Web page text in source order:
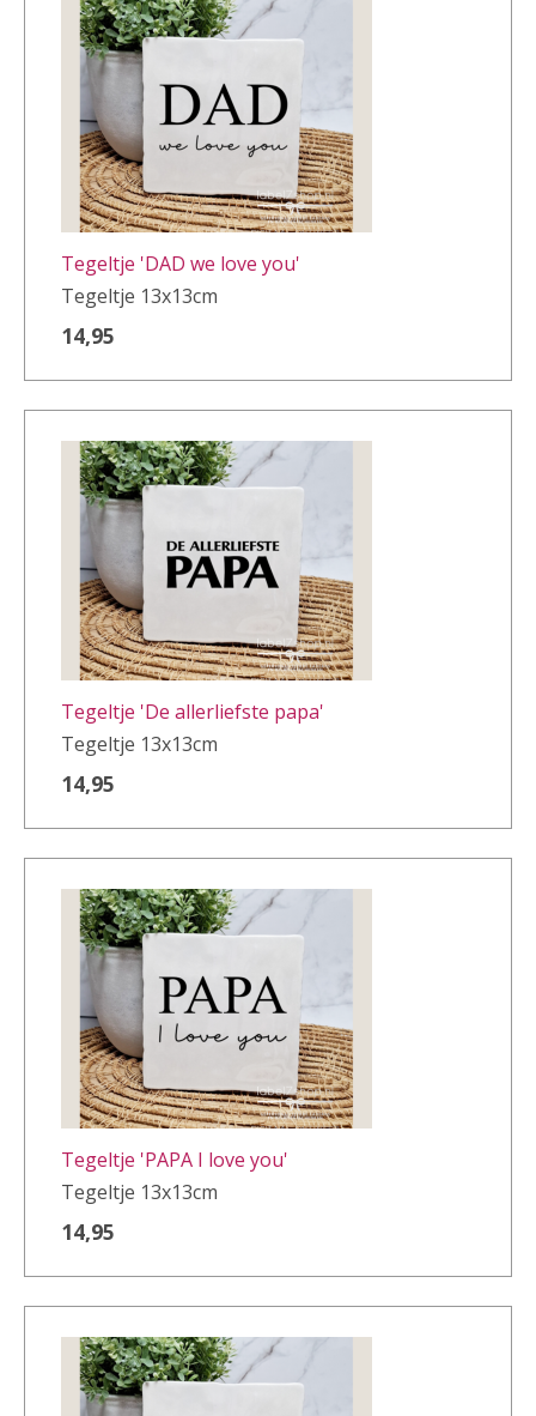
Tegeltje 'DAD we love you'
Tegeltje 13x13cm
14,95
Tegeltje 'De allerliefste papa'
Tegeltje 13x13cm
14,95
Tegeltje 'PAPA I love you'
Tegeltje 13x13cm
14,95